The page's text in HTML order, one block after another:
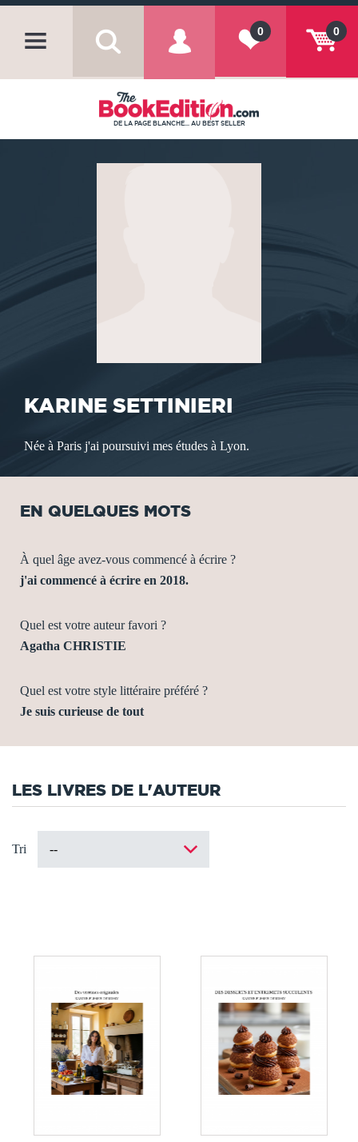
0
0
DE LA PAGE BLANCHE... AU BEST SELLER
KARINE SETTINIERI
Née à Paris j'ai poursuivi mes études à Lyon.
EN QUELQUES MOTS
À quel âge avez-vous commencé à écrire ?
j'ai commencé à écrire en 2018.
Quel est votre auteur favori ?
Agatha CHRISTIE
Quel est votre style littéraire préféré ?
Je suis curieuse de tout
LES LIVRES DE L'AUTEUR
Tri